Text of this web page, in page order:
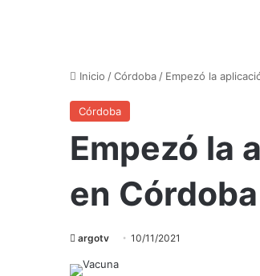
Inicio /Córdoba / Empezó la
Córdoba
Empezó la
en Córdoba
argotv 10/11/2021